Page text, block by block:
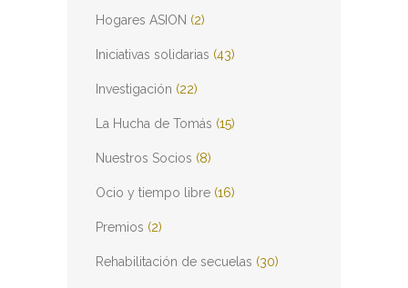
Hogares ASION (2)
Iniciativas solidarias (43)
Investigación (22)
La Hucha de Tomás (15)
Nuestros Socios (8)
Ocio y tiempo libre (16)
Premios (2)
Rehabilitación de secuelas (30)